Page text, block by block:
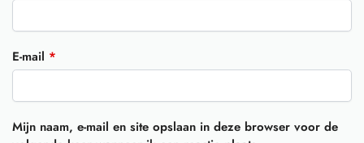
E-mail *
Mijn naam, e-mail en site opslaan in deze browser voor de